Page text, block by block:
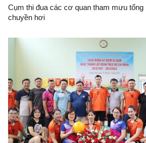
Cụm thi đua các cơ quan tham mưu
chuyền hơi